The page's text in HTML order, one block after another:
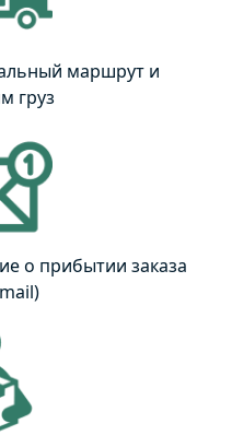
маршрут и
груз
о прибытии заказа